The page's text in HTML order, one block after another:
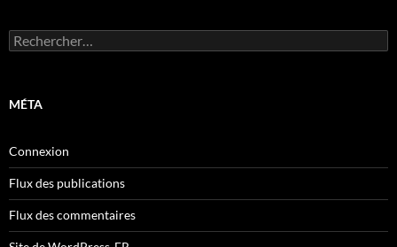
Rechercher :
MÉTA
Connexion
Flux des publications
Flux des commentaires